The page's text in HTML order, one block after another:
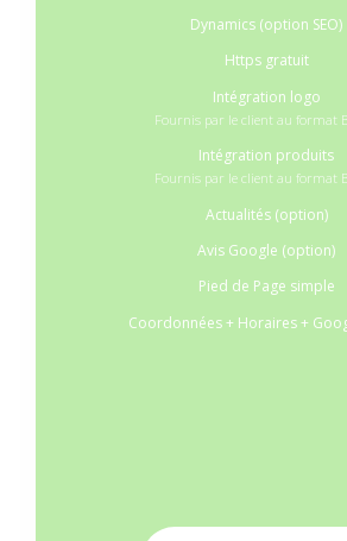
Dynamics (option SEO)
Https gratuit
Intégration logo
Fournis par le client au format
Intégration produits
Fournis par le client au format
Actualités (option)
Avis Google (option)
Pied de Page simple
Coordonnées + Horaires +